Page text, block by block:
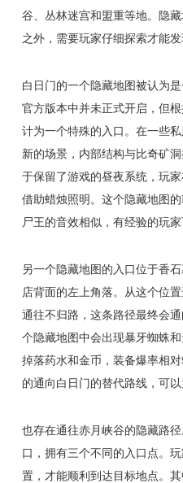
谷、丛林迷宫和盟重等地。隐
之外，需要玩家仔细探索才能发
白日门的一个隐藏地图被认为
官方版本中并未正式开启，但
计为一个特殊的入口。在一些
新的场景，内部结构与比奇矿
于保留了游戏的昼夜系统，玩
借助蜡烛照明。这个隐藏地图
尸王的音效相似，有经验的玩家
另一个隐藏地图的入口位于香
店背面的左上角落。从这个位
通往不归路，这条路径最终会
个隐藏地图中会出现暴牙蜘蛛
掉落药水和金币，装备爆率相
的通向白日门的替代路线，可
也存在通往赤月峡谷的隐藏路
口，拥有三个不同的入口点。
置，才能顺利到达目标地点。